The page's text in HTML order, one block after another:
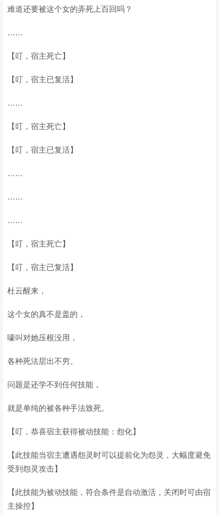
难道还要被这个女的弄死上百回吗？
……
【叮，宿主死亡】
【叮，宿主已复活】
……
【叮，宿主死亡】
【叮，宿主已复活】
……
……
……
【叮，宿主死亡】
【叮，宿主已复活】
杜云醒来，
这个女的真不是盖的，
嚎叫对她压根没用，
各种死法层出不穷。
问题是还学不到任何技能，
就是单纯的被各种手法致死。
【叮，恭喜宿主获得被动技能：怨化】
【此技能当宿主遭遇怨灵时可以提前化为怨灵，大幅度避免
受到怨灵攻击】
【此技能为被动技能，符合条件是自动激活，关闭时可由宿
主操控】